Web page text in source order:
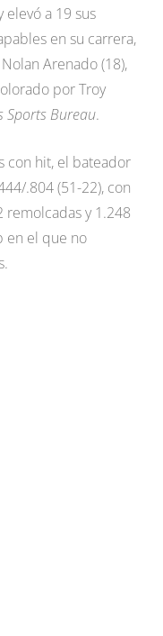
a 19 sus
en su carrera,
Arenado (18),
por Troy
Sports Bureau.
con hit, el bateador
.804 (51-22), con
remolcadas y 1.248
en el que no